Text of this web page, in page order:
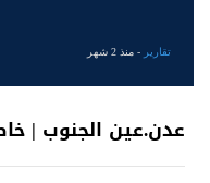
تقارير - منذ 2 شهر
عدن.عين الجنوب